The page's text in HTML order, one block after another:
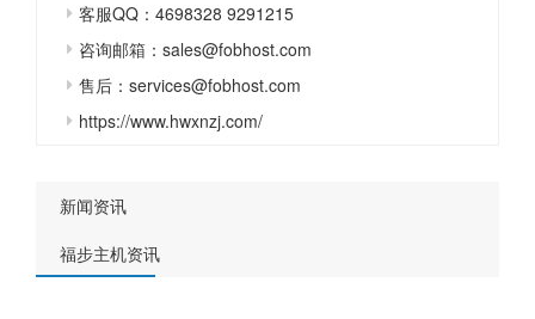
客服QQ：4698328 9291215
咨询邮箱：sales@fobhost.com
售后：services@fobhost.com
https://www.hwxnzj.com/
新闻资讯
福步主机资讯